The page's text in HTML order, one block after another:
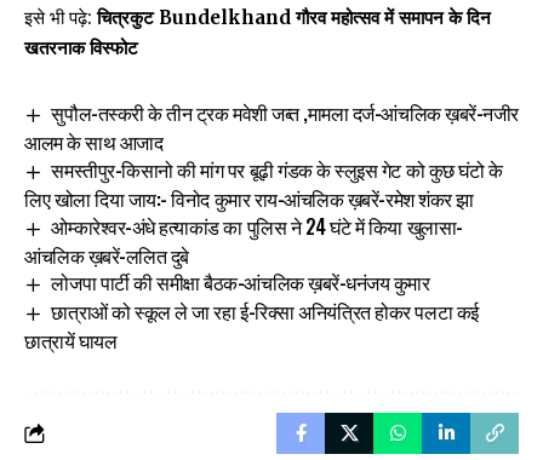
इसे भी पढ़े:चित्रकुट Bundelkhand गौरव महोत्सव में समापन के दिन
खतरनाक विस्फोट
सुपौल-तस्करी के तीन ट्रक मवेशी जब्त ,मामला दर्ज-आंचलिक ख़बरें-नजीर
आलम के साथ आजाद
समस्तीपुर-किसानो की मांग पर बूढ़ी गंडक के स्लुइस गेट को कुछ घंटो के
लिए खोला दिया जाय:- विनोद कुमार राय-आंचलिक ख़बरें-रमेश शंकर झा
ओम्कारेश्वर-अंधे हत्याकांड का पुलिस ने 24 घंटे में किया खुलासा-
आंचलिक ख़बरें-ललित दुबे
लोजपा पार्टी की समीक्षा बैठक-आंचलिक ख़बरें-धनंजय कुमार
छात्राओं को स्कूल ले जा रहा ई-रिक्सा अनियंत्रित होकर पलटा कई
छात्रायें घायल